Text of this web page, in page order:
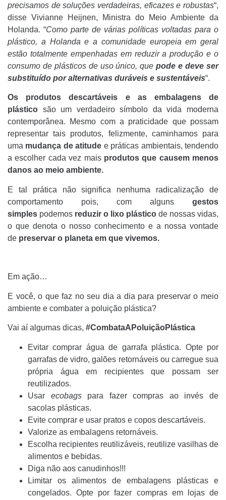
precisamos de soluções verdadeiras, eficazes e robustas“,
disse Vivianne Heijnen, Ministra do Meio Ambiente da
Holanda. “Como parte de várias políticas voltadas para o
plástico, a Holanda e a comunidade europeia em geral
estão totalmente empenhadas em reduzir a produção e o
consumo de plásticos de uso único, quepode e deve ser
substituído por alternativas duráveis e sustentáveis“.
Os produtos descartáveis e as embalagens de
plástico são um verdadeiro símbolo da vida moderna
contemporânea. Mesmo com a praticidade que possam
representar tais produtos, felizmente, caminhamos para
uma mudança de atitude e práticas ambientais, tendendo
a escolher cada vez maisprodutos que causem menos
danos ao meio ambiente.
E tal prática não significa nenhuma radicalização de
comportamento pois, com alguns gestos
simples podemos reduzir o lixo plástico de nossas vidas,
o que denota o nosso conhecimento e a nossa vontade
de preservar o planeta em que vivemos.
Em ação…
E você, o que faz no seu dia a dia para preservar o meio
ambiente e combater a poluição plástica?
Vai aí algumas dicas, #CombataAPoluiçãoPlástica
Evitar comprar água de garrafa plástica. Opte por
garrafas de vidro, galões retornáveis ou carregue sua
própria água em recipientes que possam ser
reutilizados.
Usar ecobagspara fazer compras ao invés de
sacolas plásticas.
Evite comprar e usar pratos e copos descartáveis.
Valorize as embalagens retornáveis.
Escolha recipientes reutilizáveis, reutilize vasilhas de
alimentos e bebidas.
Diga não aos canudinhos!!!
Limitar os alimentos de embalagens plásticas e
congelados. Opte por fazer compras em lojas de